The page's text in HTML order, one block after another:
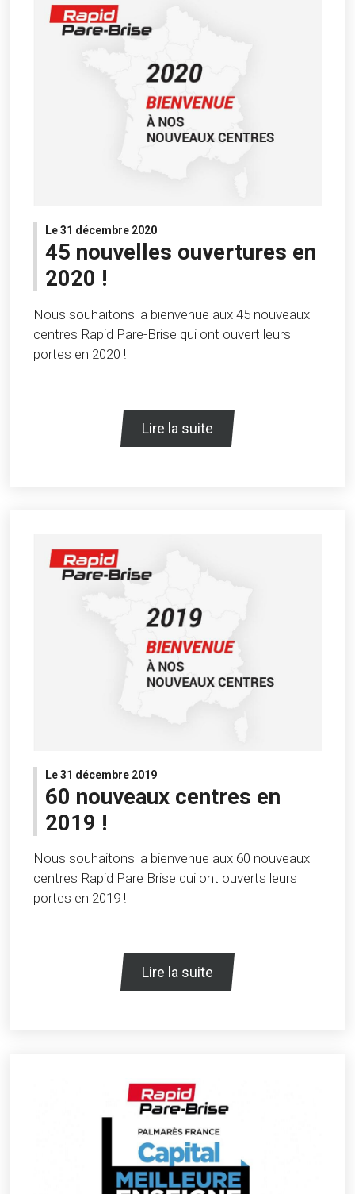
Le 31 décembre 2020
45 nouvelles ouvertures en
2020 !
Nous souhaitons la bienvenue aux 45 nouveaux
centres Rapid Pare-Brise qui ont ouvert leurs
portes en 2020 !
Lire la suite
Le 31 décembre 2019
60 nouveaux centres en
2019 !
Nous souhaitons la bienvenue aux 60 nouveaux
centres Rapid Pare Brise qui ont ouverts leurs
portes en 2019 !
Lire la suite